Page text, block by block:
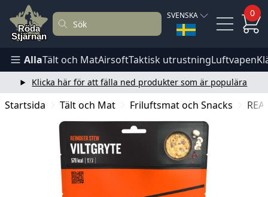
SVENSKA 0
AllaTält och MatAirsoftTaktisk utrustningLuftvapen
Klicka här för att fälla ned produkter som är populära
Startsida Tält och Mat Friluftsmat och Snacks